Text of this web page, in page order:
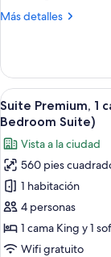
size
cama
(King
Family
Suite
Accessible)
Más detalles
Más
familiar,
cama
King
y
sofá
cama
(King
Family
Accessible)
Abrir
todas
las
fotos
de
Suite
Premium,
1
cama
5
Suite Premium, 1
Bedroom Suite)
Vista a la ciudad
560 pies
1 habitación
4 personas
1 cama King y 1
Wifi gratuito